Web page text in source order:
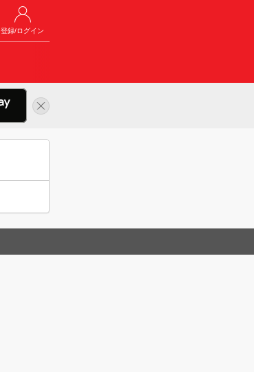
登録/ログイン